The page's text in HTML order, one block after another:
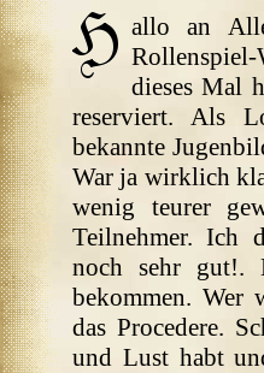
allo an
Rollenspiel-
dieses Mal
reserviert. Als
bekannte
War ja wirklich
wenig teurer
Teilnehmer. Ich
noch sehr gut!.
bekommen. Wer
das Procedere.
und Lust habt